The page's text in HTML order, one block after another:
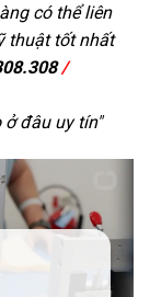
có thể liên
thuật tốt nhất
/
ở đâu uy tín"